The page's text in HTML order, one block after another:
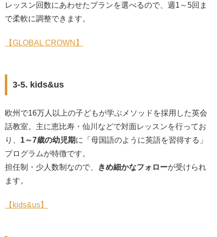
レッスン回数にあわせたプランを選べるので、週1～5回ま
で柔軟に調整できます。
【GLOBAL CROWN】
3-5. kids&us
欧州で16万人以上の子どもが学ぶメソッドを採用した英会
話教室。主に恵比寿・仙川などで対面レッスンを行ってお
り、 1～7歳の幼児期に「母国語のように英語を習得する」
プログラムが特徴です。
担任制・少人数制なので、
きめ細かなフォローが受けられ
ます。
【kids&us】